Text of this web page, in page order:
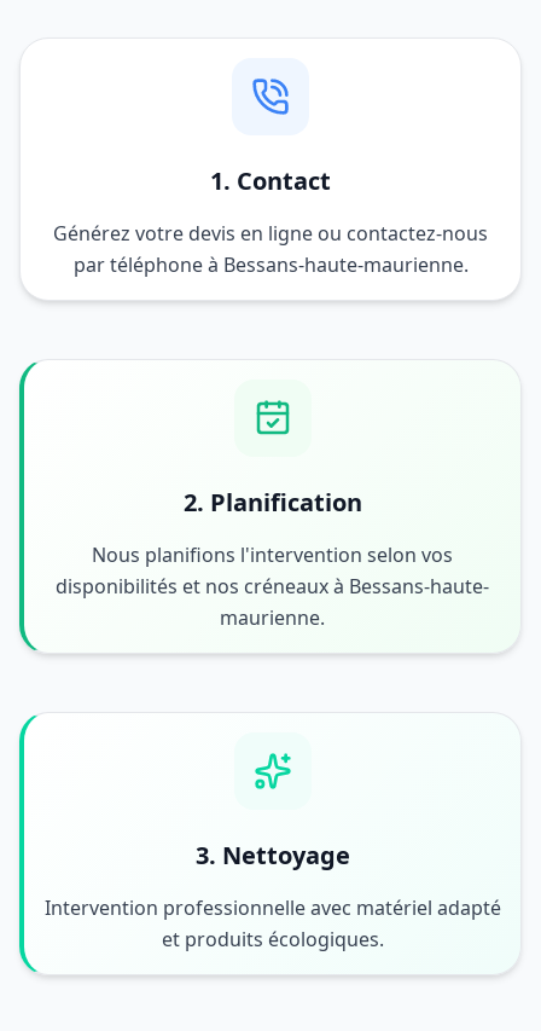
1. Contact
Générez votre devis en ligne ou contactez-nous
par téléphone à Bessans-haute-maurienne.
2. Planification
Nous planifions l'intervention selon vos
disponibilités et nos créneaux à Bessans-haute-
maurienne.
3. Nettoyage
Intervention professionnelle avec matériel adapté
et produits écologiques.